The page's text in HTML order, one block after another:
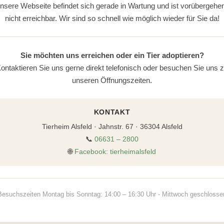
Webseite befindet sich gerade in Wartung und ist
nicht erreichbar. Wir sind so schnell wie möglich wieder für Sie da!
Sie möchten uns erreichen oder ein Tier adoptieren?
Sie uns gerne direkt telefonisch oder besuchen Sie uns
unseren Öffnungszeiten.
KONTAKT
Tierheim Alsfeld · Jahnstr. 67 · 36304 Alsfeld
📞 06631 – 2800
🌐 Facebook: tierheimalsfeld
Montag bis Sonntag: 14:00 – 16:30 Uhr - Mittwoch